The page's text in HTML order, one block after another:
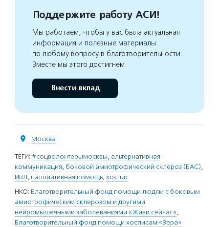
Поддержите работу АСИ!
Мы работаем, чтобы у вас была актуальная
информация и полезные материалы
по любому вопросу в благотворительности.
Вместе мы этого достигнем
Внести вклад
Москва
ТЕГИ: #соцволонтерымосквы, альтернативная
коммуникация, боковой амиотрофический склероз (БАС),
ИВЛ, паллиативная помощь, хоспис
НКО: Благотворительный фонд помощи людям с боковым
амиотрофическим склерозом и другими
нейромышечными заболеваниями «Живи сейчас»,
Благотворительный фонд помощи хосписам «Вера»